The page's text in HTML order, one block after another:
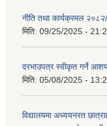
नीति तथा कार्यक्रमल
मिति: 09/25/2025 -
दरभाउपत्र स्वीकृत गर्ने
मिति: 05/08/2025 -
विद्यालयमा अध्ययनरत